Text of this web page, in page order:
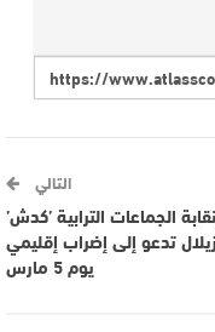
التالي
نقابة الجماعات الترابية ’كدش’
تدعو إلى إضراب إقليمي
يوم 5 مارس